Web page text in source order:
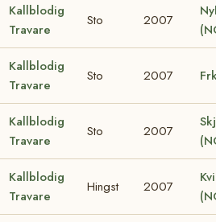
Kallblodig
Travare
Sto 2007
Kallblodig
Travare
Sto 2007
Kallblodig
Travare
Sto 2007
Kallblodig
Travare
Hingst 2007